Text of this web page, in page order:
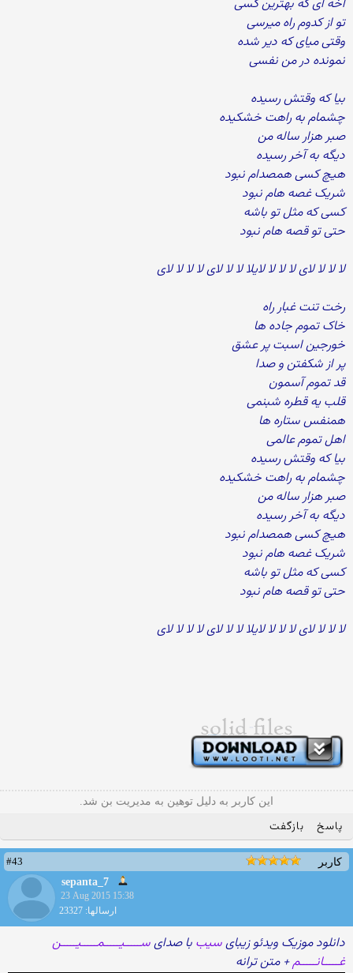
آخه ای که بهترین کسی
تو از کدوم راه میرسی
وقتی میای که دیر شده
نمونده در من نفسی
بیا که وقتش رسیده
چشمام به راهت خشکیده
صبر هزار ساله من
دیگه به آخر رسیده
هیچ کسی همصدام نبود
شریک غصه هام نبود
کسی که مثل تو باشه
حتی تو قصه هام نبود
لا لا لا لای لا لا لا لایلا لا لا لای لا لا لا لای
رخت تنت غبار راه
خاک تموم جاده ها
خورجین اسبت پر عشق
پر از شکفتن و صدا
قد تموم آسمون
قلب یه قطره شبنمی
همنفس ستاره ها
اهل تموم عالمی
بیا که وقتش رسیده
چشمام به راهت خشکیده
صبر هزار ساله من
دیگه به آخر رسیده
هیچ کسی همصدام نبود
شریک غصه هام نبود
کسی که مثل تو باشه
حتی تو قصه هام نبود
لا لا لا لای لا لا لا لایلا لا لا لای لا لا لا لای
این کاربر به دلیل توهین به مدیریت بن شد.
پاسخ بازگفت
کاربر
#43
sepanta_7
23 Aug 2015 15:38
ارسالها: 23327
دانلود موزیک ویدئو زیبایسیب با صدایســـــیـــــمـــــیـــــن
غـــــانـــــم+ متن ترانه